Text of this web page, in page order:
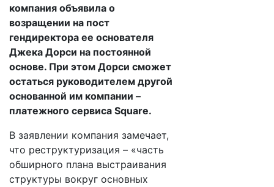
компания объявила о
возращении на пост
гендиректора ее основателя
Джека Дорси на постоянной
основе. При этом Дорси сможет
остаться руководителем другой
основанной им компании –
платежного сервиса Square.
В заявлении компания замечает,
что реструктуризация – «часть
обширного плана выстраивания
структуры вокруг основных